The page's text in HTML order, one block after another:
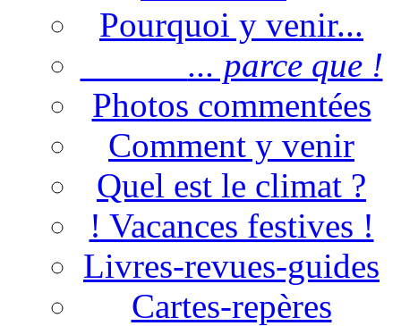
Pourquoi y venir...
... parce que !
Photos commentées
Comment y venir
Quel est le climat ?
! Vacances festives !
Livres-revues-guides
Cartes-repères